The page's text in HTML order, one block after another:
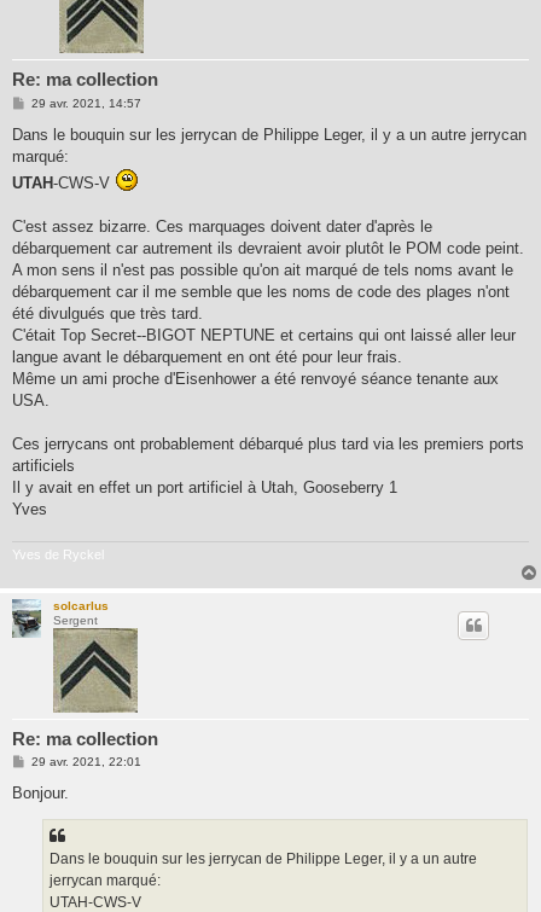
Re: ma collection
M
s
a
g
e
29 avr. 2021, 14:57
Dans le bouquin sur les jerrycan de Philippe Leger, il y a un autre jerrycan
marqué:
UTAH-CWS-V
C'est assez bizarre. Ces marquages doivent dater d'après le
débarquement car autrement ils devraient avoir plutôt le POM code peint.
A mon sens il n'est pas possible qu'on ait marqué de tels noms avant le
débarquement car il me semble que les noms de code des plages n'ont
été divulgués que très tard.
C'était Top Secret--BIGOT NEPTUNE et certains qui ont laissé aller leur
langue avant le débarquement en ont été pour leur frais.
Même un ami proche d'Eisenhower a été renvoyé séance tenante aux
USA.
Ces jerrycans ont probablement débarqué plus tard via les premiers ports
artificiels
Il y avait en effet un port artificiel à Utah, Gooseberry 1
Yves
Yves de Ryckel
solcarlus
Sergent
Re: ma collection
M
s
29 avr. 2021, 22:01
Bonjour.
Dans le bouquin sur les jerrycan de Philippe Leger, il y a un autre
jerrycan marqué:
UTAH-CWS-V